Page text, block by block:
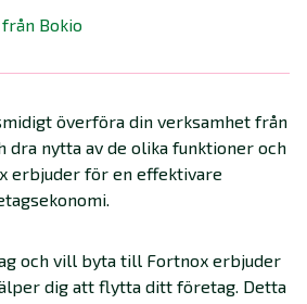
Bokio
överföra din verksamhet från
dra nytta av de olika funktioner och
erbjuder för en effektivare
och vill byta till Fortnox erbjuder
dig att flytta ditt företag. Detta